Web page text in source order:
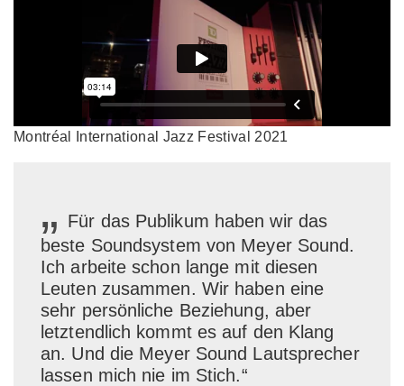
Montréal International Jazz Festival 2021
„ Für das Publikum haben wir das
beste Soundsystem von Meyer Sound.
Ich arbeite schon lange mit diesen
Leuten zusammen. Wir haben eine
sehr persönliche Beziehung, aber
letztendlich kommt es auf den Klang
an. Und die Meyer Sound Lautsprecher
lassen mich nie im Stich.“